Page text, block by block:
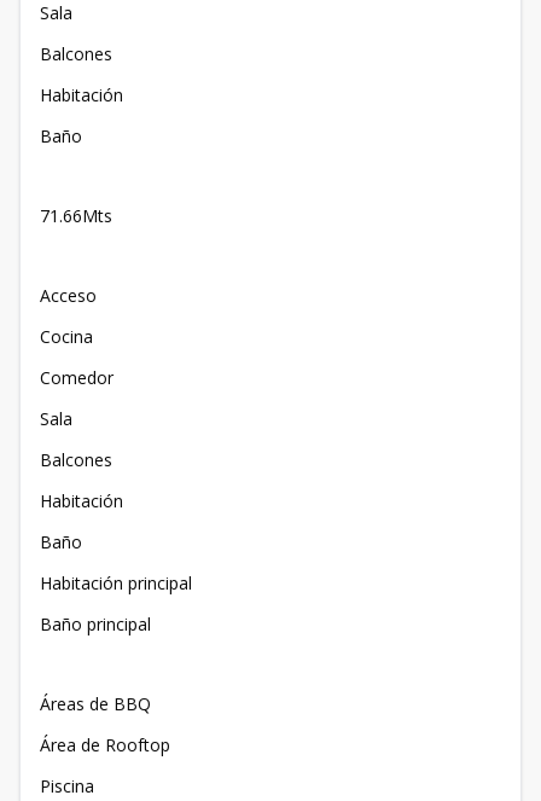
Sala
Balcones
Habitación
Baño
71.66Mts
Acceso
Cocina
Comedor
Sala
Balcones
Habitación
Baño
Habitación principal
Baño principal
Áreas de BBQ
Área de Rooftop
Piscina